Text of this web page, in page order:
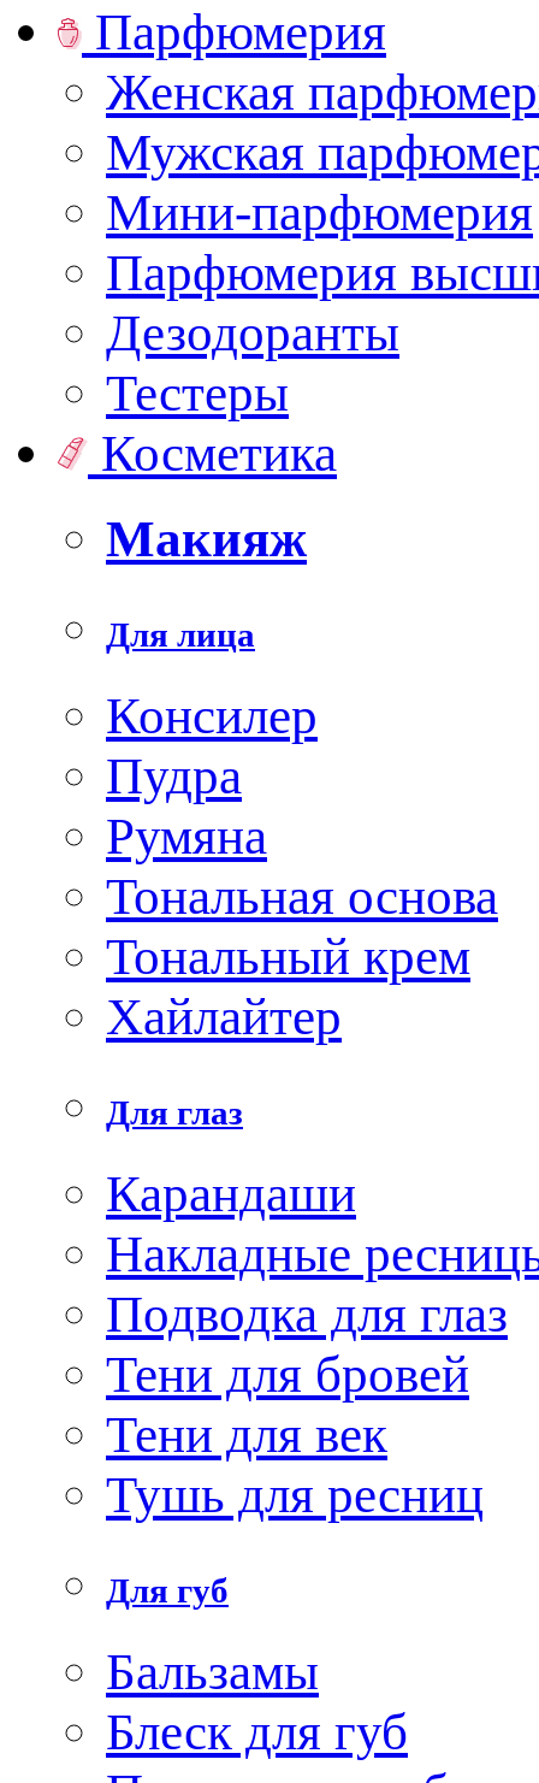
Парфюмерия
Женская
Мужская
Мини-парфюмерия
Парфюмерия
Дезодоранты
Тестеры
Косметика
Макияж
Для лица
Консилер
Пудра
Румяна
Тональная основа
Тональный крем
Хайлайтер
Для глаз
Карандаши
Накладные
Подводка для глаз
Тени для бровей
Тени для век
Тушь для ресниц
Для губ
Бальзамы
Блеск для губ